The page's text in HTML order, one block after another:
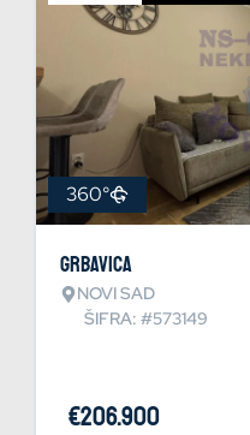
360°
Grbavica
NOVI SAD
ŠIFRA: #573149
€206.900